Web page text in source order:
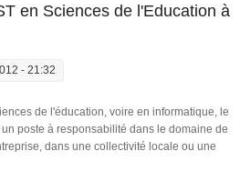
en Sciences de l'Education à
- 21:32
de l'éducation, voire en informatique, le
poste à responsabilité dans le domaine de
dans une collectivité locale ou une